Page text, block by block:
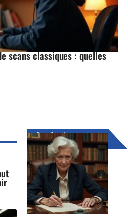
scans classiques : quelles
Les derniers
articles